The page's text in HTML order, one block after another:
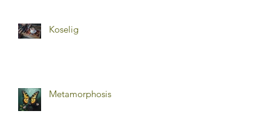
Koselig
Metamorphosis